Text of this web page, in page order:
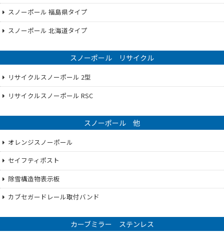
スノーポール 福島県タイプ
スノーポール 北海道タイプ
スノーポール リサイクル
リサイクルスノーポール 2型
リサイクルスノーポール RSC
スノーポール 他
オレンジスノーポール
セイフティポスト
除雪構造物表示板
カブセガードレール取付バンド
カーブミラー ステンレス